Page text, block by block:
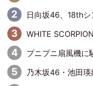
日向坂46、18thシングル『イチャイチャ虫』セン
WHITE SCORPION、完売の
プニプニ扇風機に騒然 乃木坂
乃木坂46・池田瑛紗と中西アルノが「真冬のか